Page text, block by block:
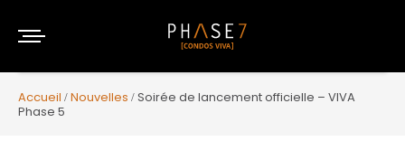
Accueil Nouvelles Soirée de lancement officielle – VIVA
Phase 5